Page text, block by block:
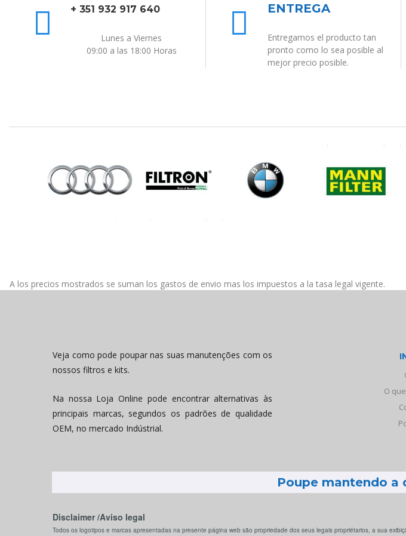
 + 351 932 917 640
Lunes a Viernes
09:00 a las 18:00 Horas
 ENTREGA
Entregamos el producto tan
pronto como lo sea posible al
mejor precio posible.
A los precios mostrados se suman los gastos de envio mas los impuestos a la tasa legal vigente.
Veja como pode poupar nas suas manutenções com os
nossos filtros e kits.
Na nossa Loja Online pode encontrar alternativas às
principais marcas, segundos os padrões de qualidade
OEM, no mercado Indústrial.
O
Poupe mantendo a
Disclaimer /Aviso legal
Todos os logotipos e marcas apresentadas na presente página web são propriedade dos seus legais propriétarios, a sua